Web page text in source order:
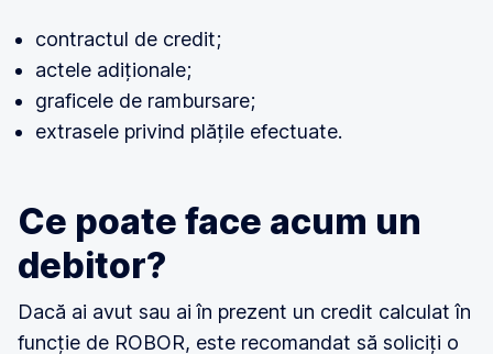
contractul de credit;
actele adiționale;
graficele de rambursare;
extrasele privind plățile efectuate.
Ce poate face acum un
debitor?
Dacă ai avut sau ai în prezent un credit calculat în
funcție de ROBOR, este recomandat să soliciți o